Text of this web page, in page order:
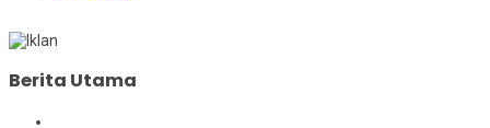
Berita Utama